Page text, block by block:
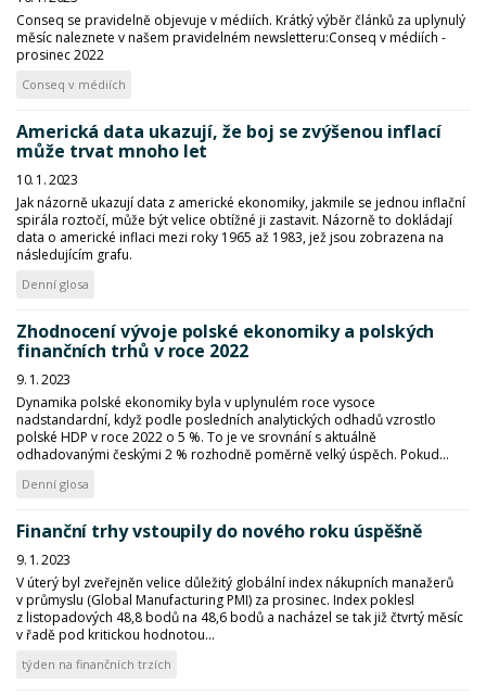
Conseq se pravidelně objevuje v médiích. Krátký výběr článků za uplynulý
měsíc naleznete v našem pravidelném newsletteru:Conseq v médiích -
prosinec 2022
Conseq v médiích
Americká data ukazují, že boj se zvýšenou inflací
může trvat mnoho let
10. 1. 2023
Jak názorně ukazují data z americké ekonomiky, jakmile se jednou inflační
spirála roztočí, může být velice obtížné ji zastavit. Názorně to dokládají
data o americké inflaci mezi roky 1965 až 1983, jež jsou zobrazena na
následujícím grafu.
Denní glosa
Zhodnocení vývoje polské ekonomiky a polských
finančních trhů v roce 2022
9. 1. 2023
Dynamika polské ekonomiky byla v uplynulém roce vysoce
nadstandardní, když podle posledních analytických odhadů vzrostlo
polské HDP v roce 2022 o 5 %. To je ve srovnání s aktuálně
odhadovanými českými 2 % rozhodně poměrně velký úspěch. Pokud...
Denní glosa
Finanční trhy vstoupily do nového roku úspěšně
9. 1. 2023
V úterý byl zveřejněn velice důležitý globální index nákupních manažerů
v průmyslu (Global Manufacturing PMI) za prosinec. Index poklesl
z listopadových 48,8 bodů na 48,6 bodů a nacházel se tak již čtvrtý měsíc
v řadě pod kritickou hodnotou...
týden na finančních trzích